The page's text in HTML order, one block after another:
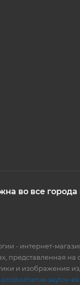
во все
- интернет-
представленная на
и изображения
prodvizhenie-saytov-